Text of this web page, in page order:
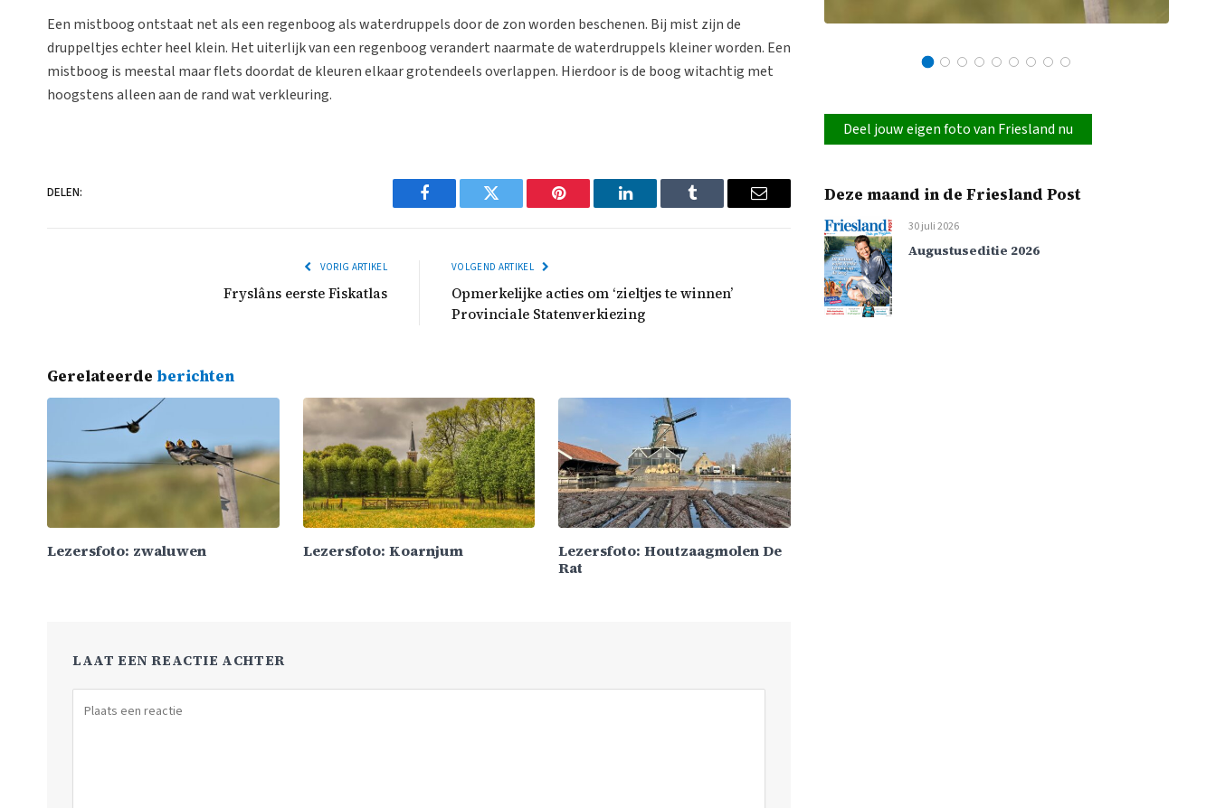
Een mistboog ontstaat net als een regenboog als waterdruppels door de zon worden beschenen. Bij mist zijn de
druppeltjes echter heel klein. Het uiterlijk van een regenboog verandert naarmate de waterdruppels kleiner worden. Een
mistboog is meestal maar flets doordat de kleuren elkaar grotendeels overlappen. Hierdoor is de boog witachtig met
hoogstens alleen aan de rand wat verkleuring.
DELEN:
Facebook Twitter Pinterest LinkedIn Tumblr Email
VORIG ARTIKEL
Fryslâns eerste Fiskatlas
VOLGEND ARTIKEL
Opmerkelijke acties om ‘zieltjes te winnen’
Provinciale Statenverkiezing
Gerelateerde berichten
Lezersfoto: zwaluwen Lezersfoto: Koarnjum
Lezersfoto: Houtzaagmolen De
Rat
LAAT EEN REACTIE ACHTER
Deel jouw eigen foto van Friesland nu
Deze maand in de Friesland Post
30 juli 2026
Augustuseditie 2026